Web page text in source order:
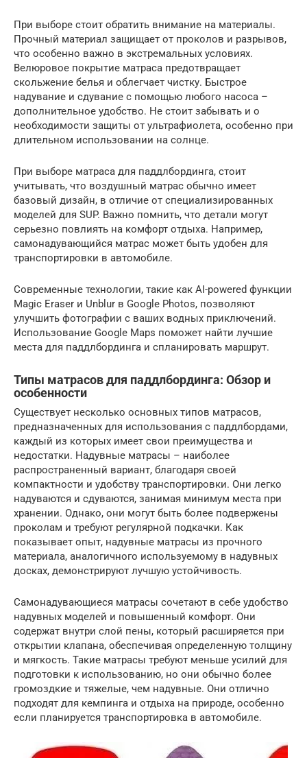
При выборе стоит обратить внимание на материалы.
Прочный материал защищает от проколов и разрывов,
что особенно важно в экстремальных условиях.
Велюровое покрытие матраса предотвращает
скольжение белья и облегчает чистку. Быстрое
надувание и сдувание с помощью любого насоса –
дополнительное удобство. Не стоит забывать и о
необходимости защиты от ультрафиолета, особенно при
длительном использовании на солнце.
При выборе матраса для паддлбординга, стоит
учитывать, что воздушный матрас обычно имеет
базовый дизайн, в отличие от специализированных
моделей для SUP. Важно помнить, что детали могут
серьезно повлиять на комфорт отдыха. Например,
самонадувающийся матрас может быть удобен для
транспортировки в автомобиле.
Современные технологии, такие как AI-powered функции
Magic Eraser и Unblur в Google Photos, позволяют
улучшить фотографии с ваших водных приключений.
Использование Google Maps поможет найти лучшие
места для паддлбординга и спланировать маршрут.
Типы матрасов для паддлбординга: Обзор и
особенности
Существует несколько основных типов матрасов,
предназначенных для использования с паддлбордами,
каждый из которых имеет свои преимущества и
недостатки. Надувные матрасы – наиболее
распространенный вариант, благодаря своей
компактности и удобству транспортировки. Они легко
надуваются и сдуваются, занимая минимум места при
хранении. Однако, они могут быть более подвержены
проколам и требуют регулярной подкачки. Как
показывает опыт, надувные матрасы из прочного
материала, аналогичного используемому в надувных
досках, демонстрируют лучшую устойчивость.
Самонадувающиеся матрасы сочетают в себе удобство
надувных моделей и повышенный комфорт. Они
содержат внутри слой пены, который расширяется при
открытии клапана, обеспечивая определенную толщину
и мягкость. Такие матрасы требуют меньше усилий для
подготовки к использованию, но они обычно более
громоздкие и тяжелые, чем надувные. Они отлично
подходят для кемпинга и отдыха на природе, особенно
если планируется транспортировка в автомобиле.